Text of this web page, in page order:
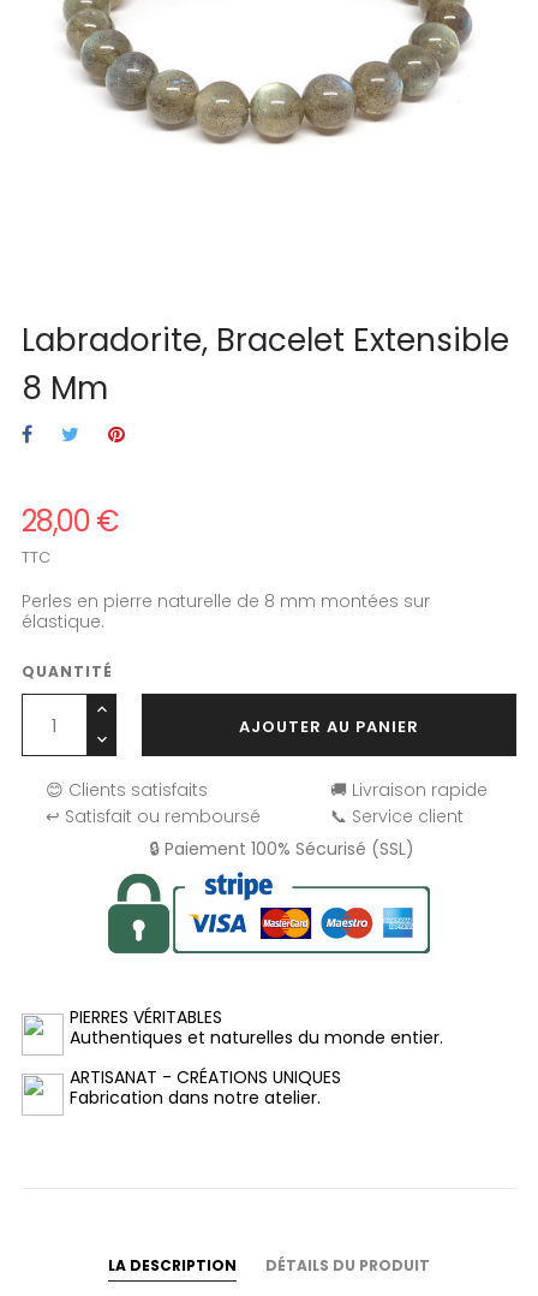
Labradorite, Bracelet Extensible
8 Mm
28,00 €
TTC
Perles en pierre naturelle de 8 mm montées sur
élastique.
QUANTITÉ
AJOUTER AU PANIER
😊 Clients satisfaits
🚚 Livraison rapide
↩️ Satisfait ou remboursé
📞 Service client
🔒 Paiement 100% Sécurisé (SSL)
PIERRES VÉRITABLES
Authentiques et naturelles du monde entier.
ARTISANAT - CRÉATIONS UNIQUES
Fabrication dans notre atelier.
LA DESCRIPTION DÉTAILS DU PRODUIT